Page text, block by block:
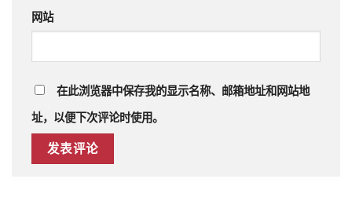
网站
在此浏览器中保存我的显示名称、邮箱地址和网站地
址，以便下次评论时使用。